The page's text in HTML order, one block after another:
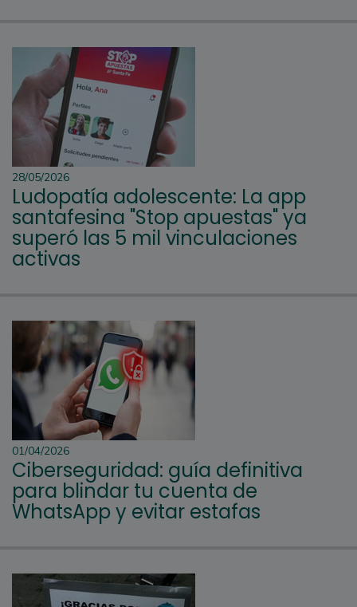
28/05/2026
Ludopatía adolescente: La app
santafesina "Stop apuestas" ya
superó las 5 mil vinculaciones
activas
01/04/2026
Ciberseguridad: guía definitiva
para blindar tu cuenta de
WhatsApp y evitar estafas